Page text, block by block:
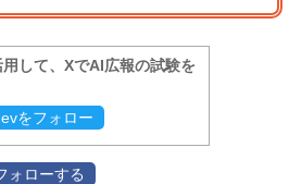
して、XでAI広報の試験を
をフォロー
ォローする